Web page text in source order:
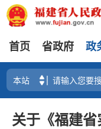
首页 省政府 政
关于《福建